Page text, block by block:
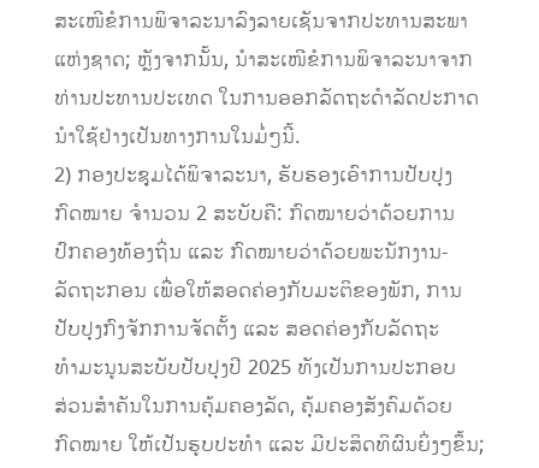
ສະເໜີຂໍການພິຈາລະນາລົງລາຍເຊັນຈາກປະທານສະພາ
ແຫ່ງຊາດ; ຫຼັງຈາກນັ້ນ, ນໍາສະເໜີຂໍການພິຈາລະນາຈາກ
ທ່ານປະທານປະເທດ ໃນການອອກລັດຖະດໍາລັດປະກາດ
ນໍາໃຊ້ຢ່າງເປັນທາງການໃນມໍ່ໆນີ້.
2) ກອງປະຊຸມໄດ້ພິຈາລະນາ, ຮັບຮອງເອົາການປັບປຸງ
ກົດໝາຍ ຈໍານວນ 2 ສະບັບຄື: ກົດໝາຍວ່າດ້ວຍການ
ປົກຄອງທ້ອງຖິ່ນ ແລະ ກົດໝາຍວ່າດ້ວຍພະນັກງານ-
ລັດຖະກອນ ເພື່ອໃຫ້ສອດຄ່ອງກັບມະຕິຂອງພັກ, ການ
ປັບປຸງກົງຈັກການຈັດຕັ້ງ ແລະ ສອດຄ່ອງກັບລັດຖະ
ທໍາມະນູນສະບັບປັບປຸງປີ 2025 ທັງເປັນການປະກອບ
ສ່ວນສໍາຄັນໃນການຄຸ້ມຄອງລັດ, ຄຸ້ມຄອງສັງຄົມດ້ວຍ
ກົດໝາຍ ໃຫ້ເປັນຮູບປະທໍາ ແລະ ມີປະສິດທິຜົນຍິ່ງໆຂຶ້ນ;